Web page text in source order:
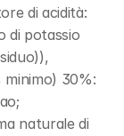
di acidità:
di potassio
30%:
naturale di